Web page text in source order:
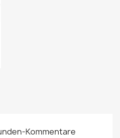
Kommentare